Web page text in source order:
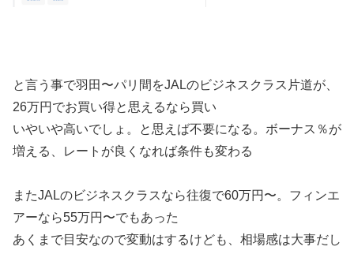
と言う事で羽田〜パリ間をJALのビジネスクラス片道が、
26万円でお買い得と思えるなら買い
いやいや高いでしょ。と思えば不要になる。ボーナス％が
増える、レートが良くなれば条件も変わる
またJALのビジネスクラスなら往復で60万円〜。フィンエ
アーなら55万円〜でもあった
あくまで目安なので変動はするけども、相場感は大事だし